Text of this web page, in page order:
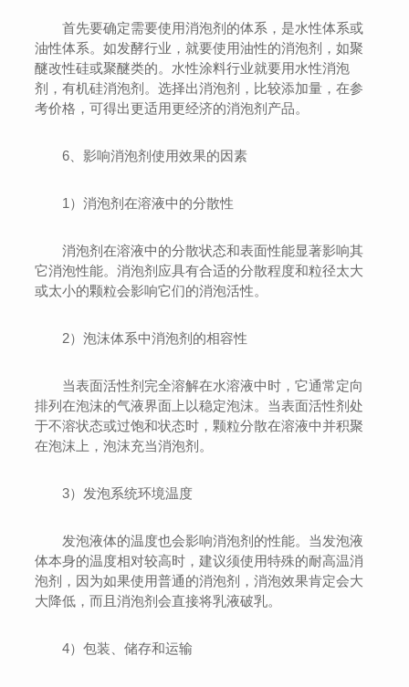
首先要确定需要使用消泡剂的体系，是水性体系或
油性体系。如发酵行业，就要使用油性的消泡剂，如聚
醚改性硅或聚醚类的。水性涂料行业就要用水性消泡
剂，有机硅消泡剂。选择出消泡剂，比较添加量，在参
考价格，可得出更适用更经济的消泡剂产品。
6、影响消泡剂使用效果的因素
1）消泡剂在溶液中的分散性
消泡剂在溶液中的分散状态和表面性能显著影响其
它消泡性能。消泡剂应具有合适的分散程度和粒径太大
或太小的颗粒会影响它们的消泡活性。
2）泡沫体系中消泡剂的相容性
当表面活性剂完全溶解在水溶液中时，它通常定向
排列在泡沫的气液界面上以稳定泡沫。当表面活性剂处
于不溶状态或过饱和状态时，颗粒分散在溶液中并积聚
在泡沫上，泡沫充当消泡剂。
3）发泡系统环境温度
发泡液体的温度也会影响消泡剂的性能。当发泡液
体本身的温度相对较高时，建议须使用特殊的耐高温消
泡剂，因为如果使用普通的消泡剂，消泡效果肯定会大
大降低，而且消泡剂会直接将乳液破乳。
4）包装、储存和运输